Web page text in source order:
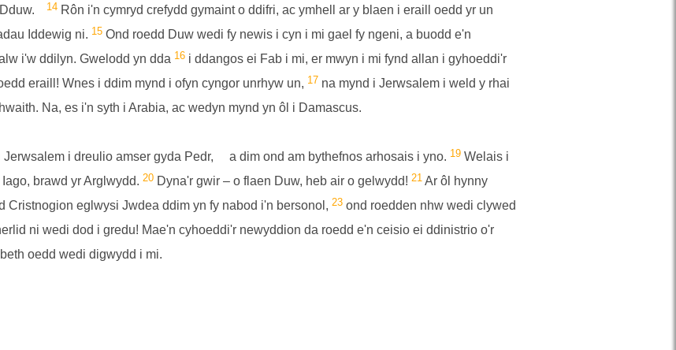
14 Rôn i'n cymryd crefydd gymaint o ddifri, ac ymhell ar y blaen i eraill oedd yr un
Iddewig ni. 15 Ond roedd Duw wedi fy newis i cyn i mi gael fy ngeni, a buodd e'n
i'w ddilyn. Gwelodd yn dda 16 i ddangos ei Fab i mi, er mwyn i mi fynd allan i gyhoeddi'r
eraill! Wnes i ddim mynd i ofyn cyngor unrhyw un, 17 na mynd i Jerwsalem i weld y rhai
Na, es i'n syth i Arabia, ac wedyn mynd yn ôl i Damascus.
i dreulio amser gyda Pedr, a dim ond am bythefnos arhosais i yno. 19 Welais i
brawd yr Arglwydd. 20 Dyna'r gwir – o flaen Duw, heb air o gelwydd! 21 Ar ôl hynny
Cristnogion eglwysi Jwdea ddim yn fy nabod i'n bersonol, 23 ond roedden nhw wedi clywed
ni wedi dod i gredu! Mae'n cyhoeddi'r newyddion da roedd e'n ceisio ei ddinistrio o'r
oedd wedi digwydd i mi.